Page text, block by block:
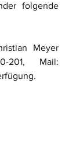
folgende
Meyer